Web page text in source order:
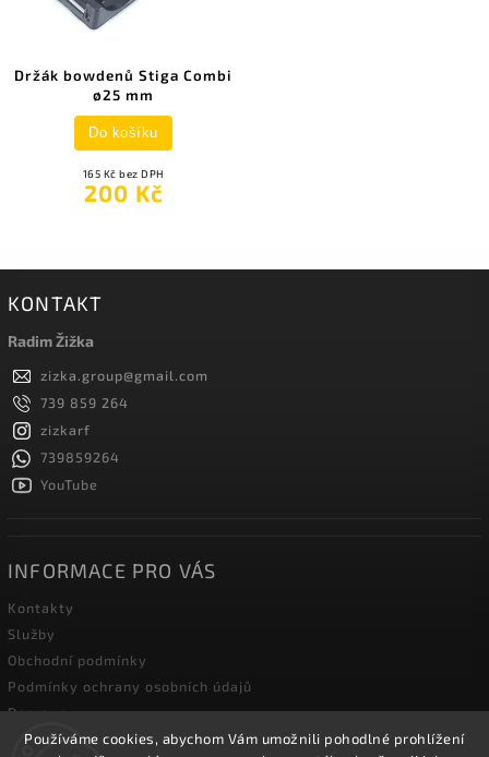
Používáme cookies, abychom Vám umožnili pohodlné prohlížení
Držák bowdenů Stiga Combi
ø25 mm
165 Kč bez DPH
200 Kč
Do košíku
KONTAKT
Radim Žižka
zizka.group@gmail.com
739 859 264
zizkarf
739859264
YouTube
INFORMACE PRO VÁS
Kontakty
Služby
Obchodní podmínky
Podmínky ochrany osobních údajů
Doprava
Blog zahradní techniky